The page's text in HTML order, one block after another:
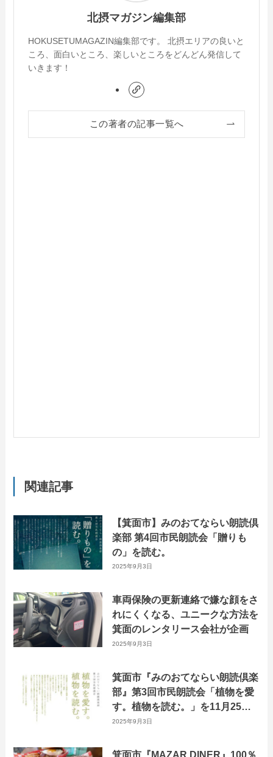
北摂マガジン編集部
HOKUSETUMAGAZIN編集部です。 北摂エリアの良いと
ころ、面白いところ、楽しいところをどんどん発信して
いきます！
この著者の記事一覧へ
関連記事
【箕面市】みのおてならい朗読倶
楽部 第4回市民朗読会「贈りも
の」を読む。
2025年9月3日
車両保険の更新連絡で嫌な顔をさ
れにくくなる、ユニークな方法を
箕面のレンタリース会社が企画
2025年9月3日
箕面市『みのおてならい朗読倶楽
部』第3回市民朗読会「植物を愛
す。植物を読む。」を11月25日
に開催！
2025年9月3日
箕面市『MAZAR DINER』100％